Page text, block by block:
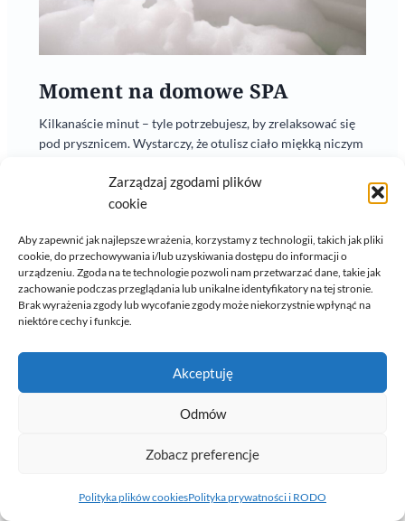
Zarządzaj zgodami plików
cookie
Aby zapewnić jak najlepsze wrażenia, korzystamy z technologii, takich jak pliki
cookie, do przechowywania i/lub uzyskiwania dostępu do informacji o
urządzeniu. Zgoda na te technologie pozwoli nam przetwarzać dane, takie jak
zachowanie podczas przeglądania lub unikalne identyfikatory na tej stronie.
Brak wyrażenia zgody lub wycofanie zgody może niekorzystnie wpłynąć na
niektóre cechy i funkcje.
Akceptuję
Odmów
Zobacz preferencje
Polityka plików cookiesPolityka prywatności i RODO
Moment na domowe SPA
Kilkanaście minut – tyle potrzebujesz, by zrelaksować się
pod prysznicem. Wystarczy, że otulisz ciało miękką niczym
i spłuczesz letnią...